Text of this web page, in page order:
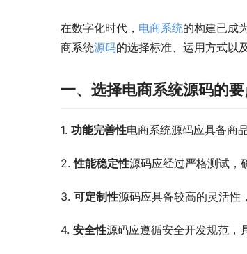
在数字化时代， 电商系统的构建已成
商系统源码的选择标准、运用方式以
一、选择电商系统源码的要
1. 功能完善性电商系统源码应具备商
2. 性能稳定性源码应经过严格测试，
3. 可定制性源码应具备较高的灵活性
4. 安全性源码应遵循安全开发规范，